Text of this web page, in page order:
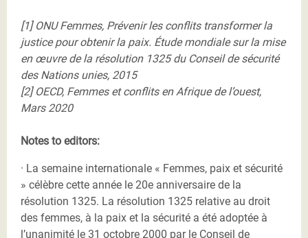
[1] ONU Femmes, Prévenir les conflits transformer la
justice pour obtenir la paix. Étude mondiale sur la mise
en œuvre de la résolution 1325 du Conseil de sécurité
des Nations unies, 2015
[2] OECD, Femmes et conflits en Afrique de l’ouest,
Mars 2020
Notes to editors:
· La semaine internationale « Femmes, paix et sécurité
» célèbre cette année le 20e anniversaire de la
résolution 1325. La résolution 1325 relative au droit
des femmes, à la paix et la sécurité a été adoptée à
l’unanimité le 31 octobre 2000 par le Conseil de